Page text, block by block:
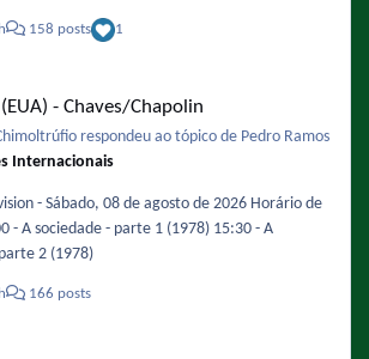
158 posts 1
- Chaves/Chapolin
respondeu ao tópico de Pedro Ramos
Internacionais
- Sábado, 08 de agosto de 2026 Horário de
sociedade - parte 1 (1978) 15:30 - A
2 (1978)
166 posts